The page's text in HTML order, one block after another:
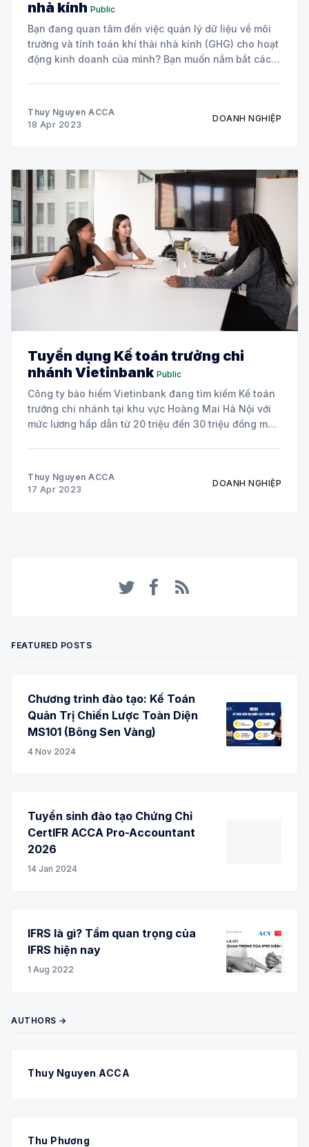
nhà kính Public
Bạn đang quan tâm đến việc quản lý dữ liệu về môi
trường và tính toán khí thải nhà kính (GHG) cho hoạt
động kinh doanh của mình? Bạn muốn nắm bắt các
Thuy Nguyen ACCA
18 Apr 2023
DOANH NGHIỆP
Tuyển dụng Kế toán trưởng chi
nhánh Vietinbank Public
Công ty bảo hiểm Vietinbank đang tìm kiếm Kế toán
trưởng chi nhánh tại khu vực Hoàng Mai Hà Nội với
mức lương hấp dẫn từ 20 triệu đến 30 triệu đồng mỗi
Thuy Nguyen ACCA
17 Apr 2023
DOANH NGHIỆP
FEATURED POSTS
Chương trình đào tạo: Kế Toán
Quản Trị Chiến Lược Toàn Diện
MS101 (Bông Sen Vàng)
4 Nov 2024
Tuyển sinh đào tạo Chứng Chỉ
CertIFR ACCA Pro-Accountant
2026
14 Jan 2024
IFRS là gì? Tầm quan trọng của
IFRS hiện nay
1 Aug 2022
AUTHORS →
Thuy Nguyen ACCA
Thu Phương